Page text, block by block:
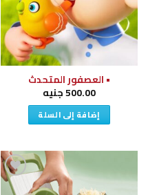
• العصفور المتحدث
500.00جنيه
إضافة إلى السلة
إضافة